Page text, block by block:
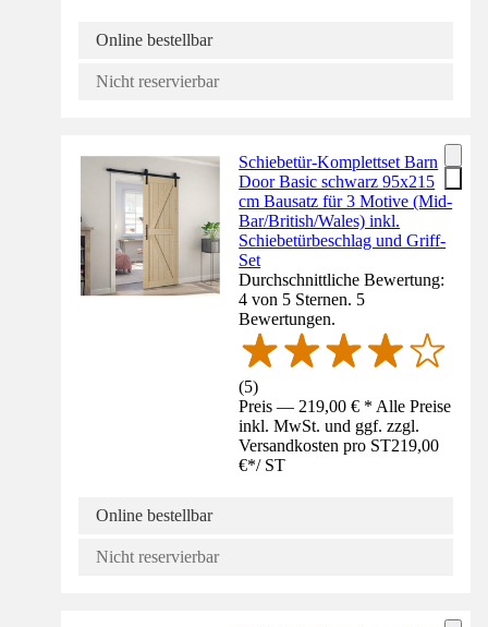
Online bestellbar
Nicht reservierbar
Schiebetür-Komplettset Barn
Door Basic schwarz 95x215
cm Bausatz für 3 Motive (Mid-
Bar/British/Wales) inkl.
Schiebetürbeschlag und Griff-
Set
Durchschnittliche Bewertung:
4 von 5 Sternen. 5
Bewertungen.
(5)
Preis — 219,00 € * Alle Preise
inkl. MwSt. und ggf. zzgl.
Versandkosten pro ST219,00
€*/ ST
Online bestellbar
Nicht reservierbar